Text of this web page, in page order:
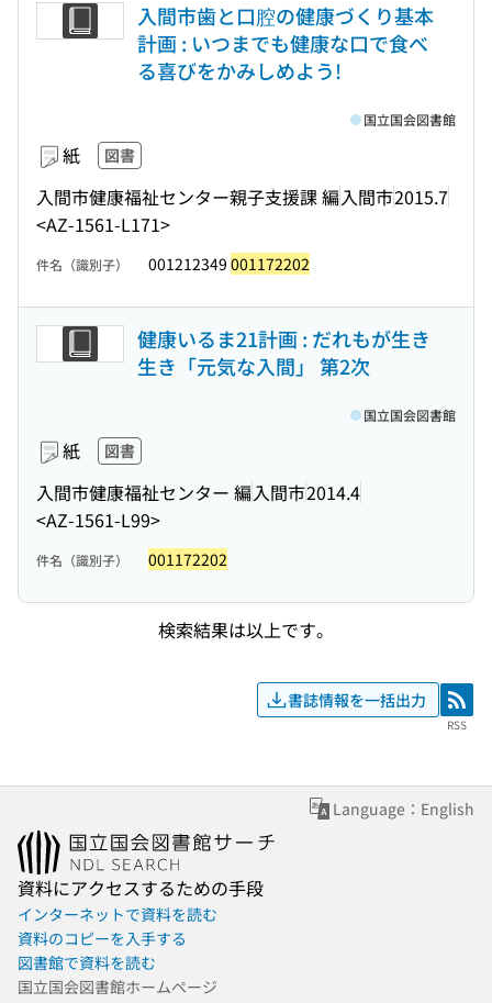
入間市歯と口腔の健康づくり基本
計画 : いつまでも健康な口で食べ
る喜びをかみしめよう!
紙 図書
入間市健康福祉センター親子支援課 編入間市2015.7
<AZ-1561-L171>
国立国会図書館
件名（識別子） 001212349 001172202
健康いるま21計画 : だれもが生き
生き「元気な入間」 第2次
紙 図書
入間市健康福祉センター 編入間市2014.4
<AZ-1561-L99>
国立国会図書館
件名（識別子） 001172202
検索結果は以上です。
書誌情報を一括出力 RSS
RSS
Language：English
資料にアクセスするための手段
インターネットで資料を読む
資料のコピーを入手する
図書館で資料を読む
国立国会図書館ホームページ